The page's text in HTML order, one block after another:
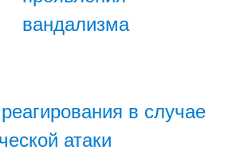
вандализма
в случае
атаки